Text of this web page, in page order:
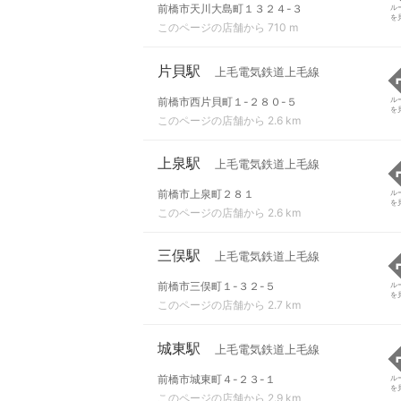
前橋市天川大島町１３２４-３
このページの店舗から 710 m
ル
を
片貝駅 上毛電気鉄道上毛線
前橋市西片貝町１-２８０-５
このページの店舗から 2.6 km
ル
を
上泉駅 上毛電気鉄道上毛線
前橋市上泉町２８１
このページの店舗から 2.6 km
ル
を
三俣駅 上毛電気鉄道上毛線
前橋市三俣町１-３２-５
このページの店舗から 2.7 km
ル
を
城東駅 上毛電気鉄道上毛線
前橋市城東町４-２３-１
このページの店舗から 2.9 km
ル
を